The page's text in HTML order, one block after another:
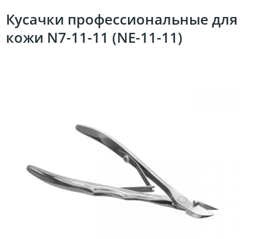
Кусачки профессиональные для
кожи N7-11-11 (NЕ-11-11)